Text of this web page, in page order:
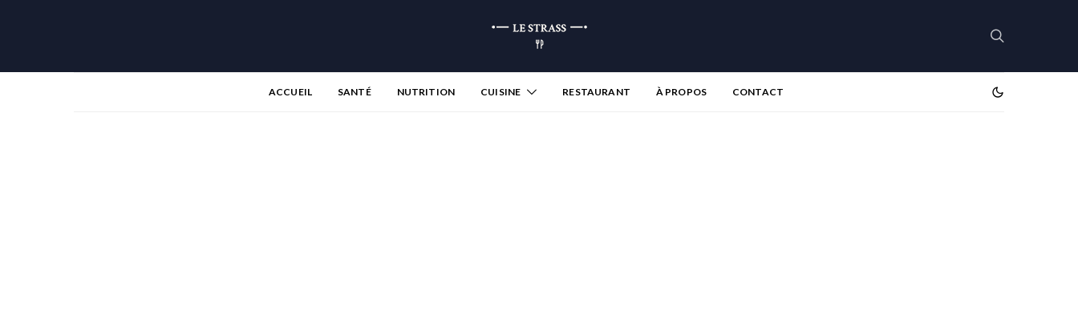
ACCUEIL SANTÉ NUTRITION CUISINE RESTAURANT À PROPOS CONTACT